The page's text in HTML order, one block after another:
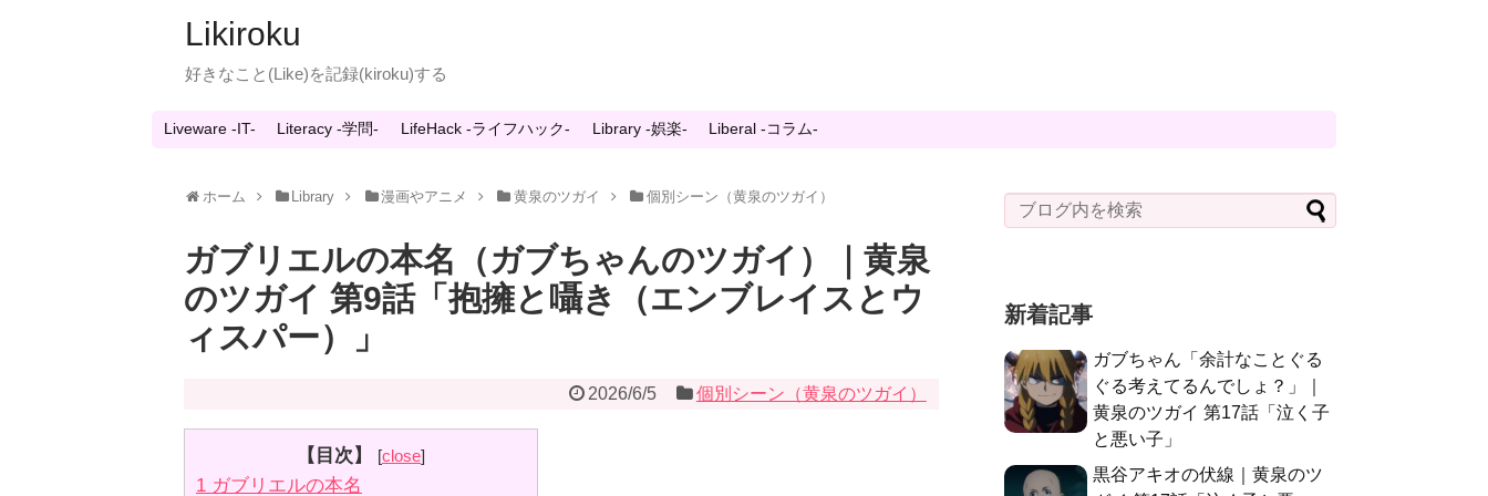
Likiroku
好きなこと(Like)を記録(kiroku)する
Liveware -IT- Literacy -学問- LifeHack -ライフハック- Library -娯楽- Liberal -コラム-
ホーム Library 漫画やアニメ 黄泉のツガイ 個別シーン（黄泉のツガイ）
ガブリエルの本名（ガブちゃんのツガイ）｜黄泉
のツガイ 第9話「抱擁と囁き（エンブレイスとウ
ィスパー）」
2026/6/5 個別シーン（黄泉のツガイ）
【目次】 [close]
1 ガブリエルの本名
新着記事
ガブちゃん「余計なことぐる
ぐる考えてるんでしょ？」｜
黄泉のツガイ 第17話「泣く子
と悪い子」
黒谷アキオの伏線｜黄泉のツ